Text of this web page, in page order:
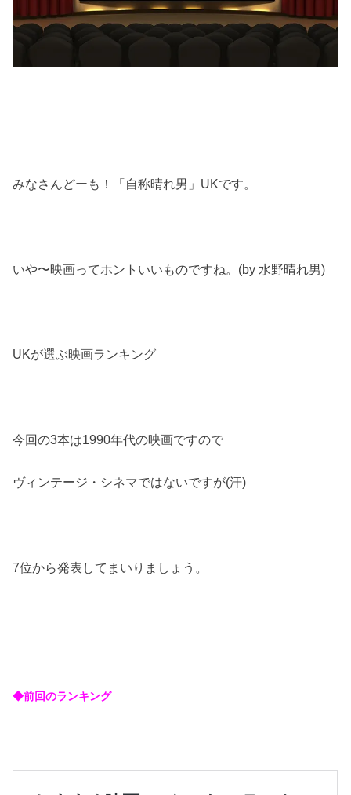
みなさんどーも！「自称晴れ男」UKです。
いや〜映画ってホントいいものですね。(by 水野晴れ男)
UKが選ぶ映画ランキング
今回の3本は1990年代の映画ですので
ヴィンテージ・シネマではないですが(汗)
7位から発表してまいりましょう。
◆前回のランキング